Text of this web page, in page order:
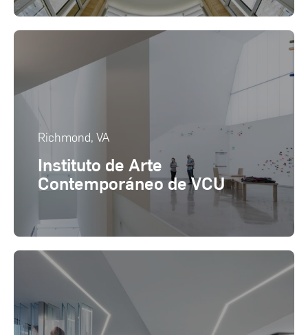
Richmond, VA
Instituto de Arte
Contemporáneo de VCU